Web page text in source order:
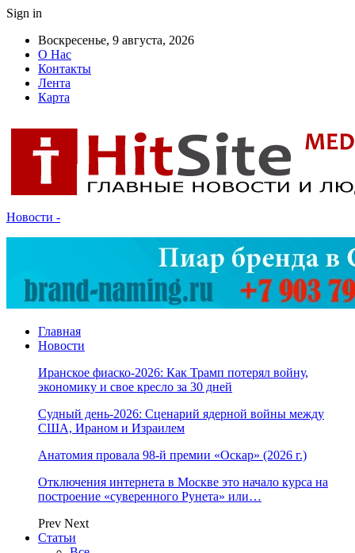
Sign in
Воскресенье, 9 августа, 2026
О Нас
Контакты
Лента
Карта
Новости -
Главная
Новости
Иранское фиаско-2026: Как Трамп потерял войну,
экономику и свое кресло за 30 дней
Судный день-2026: Сценарий ядерной войны между
США, Ираном и Израилем
Анатомия провала 98-й премии «Оскар» (2026 г.)
Отключения интернета в Москве это начало курса на
построение «суверенного Рунета» или…
Prev Next
Статьи